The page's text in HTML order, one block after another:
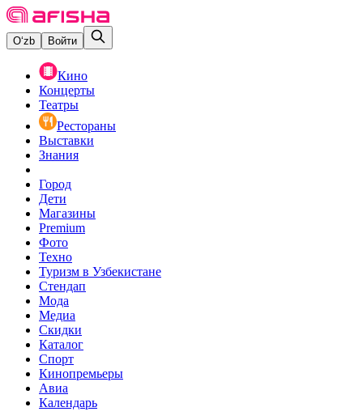
O‘zb Войти
Кино
Концерты
Театры
Рестораны
Выставки
Знания
Город
Дети
Магазины
Premium
Фото
Техно
Туризм в Узбекистане
Стендап
Мода
Медиа
Скидки
Каталог
Спорт
Кинопремьеры
Авиа
Календарь